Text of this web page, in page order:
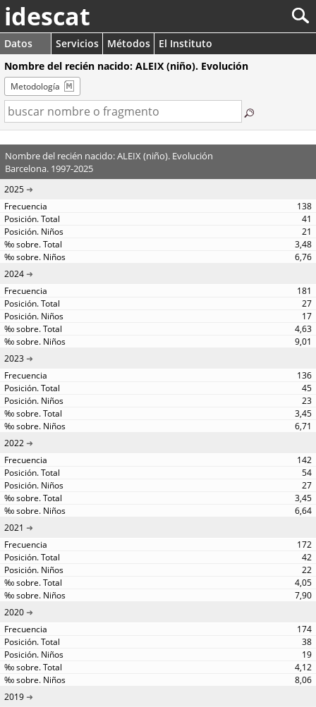
idescat
Datos Servicios Métodos
El Instituto
Nombre del recién nacido: ALEIX (niño). Evolución
Metodología
Nombre del recién nacido: ALEIX (niño). Evolución
Barcelona. 1997-2025
2025
138
41
21
3,48
6,76
2024
181
27
17
4,63
9,01
2023
136
45
23
3,45
6,71
2022
142
54
27
3,45
6,64
2021
172
42
22
4,05
7,90
2020
174
38
19
4,12
8,06
2019